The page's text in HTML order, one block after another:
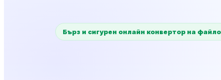
Бърз и сигурен онлайн конвертор на